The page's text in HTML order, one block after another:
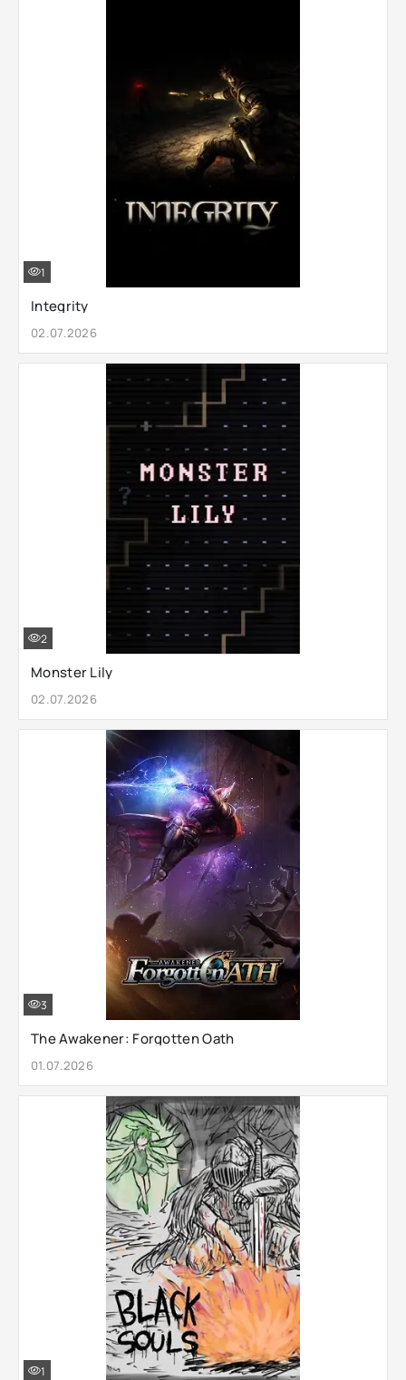
Integrity
02.07.2026
1
Monster Lily
02.07.2026
2
The Awakener: Forgotten Oath
01.07.2026
3
1